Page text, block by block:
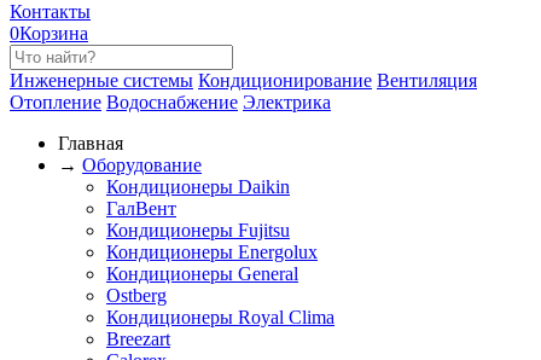
Контакты
0Корзина
Инженерные системы Кондиционирование Вентиляция
Отопление Водоснабжение Электрика
Главная
→ Оборудование
Кондиционеры Daikin
ГалВент
Кондиционеры Fujitsu
Кондиционеры Energolux
Кондиционеры General
Ostberg
Кондиционеры Royal Clima
Breezart